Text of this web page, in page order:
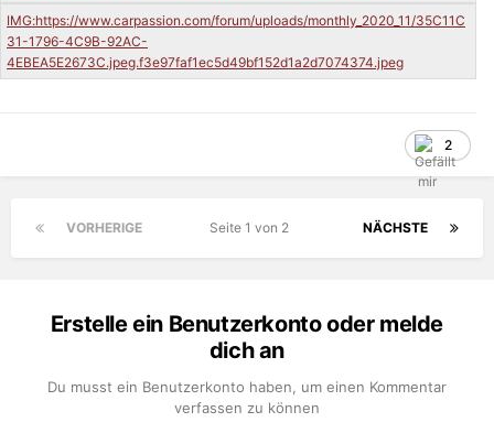
2
VORHERIGE NÄCHSTE
Seite 1 von 2
Erstelle ein Benutzerkonto oder melde
dich an
Du musst ein Benutzerkonto haben, um einen Kommentar
verfassen zu können